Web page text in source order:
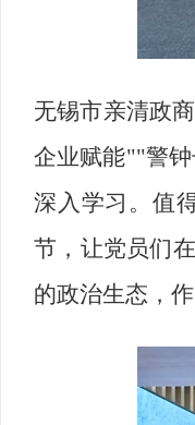
无锡市亲清政
企业赋能""警
深入学习。值
节，让党员们
的政治生态，